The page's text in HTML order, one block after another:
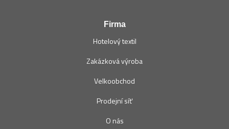
Firma
Hotelový textil
Zakázková výroba
Velkoobchod
Prodejní síť
O nás